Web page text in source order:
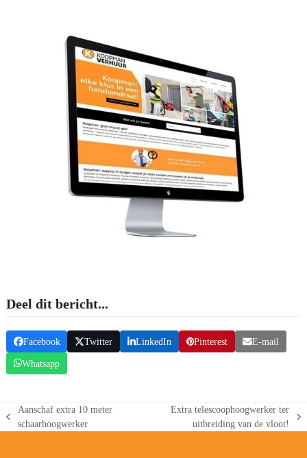
Deel dit bericht...
Facebook Twitter LinkedIn Pinterest E-mail
Whatsapp
previous
Aanschaf extra 10 meter
schaarhoogwerker
Extra telescoophoogwerker ter
uitbreiding van de vloot!